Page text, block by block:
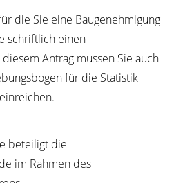
die Sie eine Baugenehmigung
schriftlich einen
Antrag müssen Sie auch
für die Statistik
beteiligt die
im Rahmen des